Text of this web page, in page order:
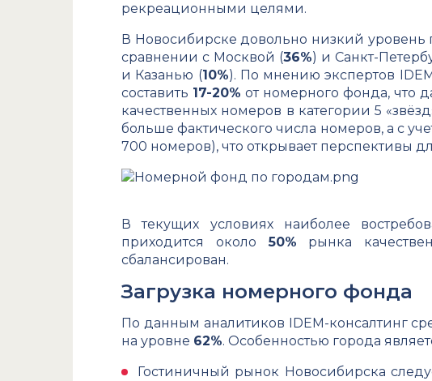
рекреационными целями.
В Новосибирске довольно низкий
сравнении с Москвой (36%) и Санкт-
и Казанью (10%). По мнению экспертов
составить 17-20% от номерного фонда, что
качественных номеров в категории 5
больше фактического числа номеров, а с
700 номеров), что открывает перспективы
В текущих условиях наиболее
приходится около50% рынка
сбалансирован.
Загрузка номерного фонда
По данным аналитиков IDEM-консалтинг
на уровне 62%. Особенностью города
Гостиничный рынок Новосибирска